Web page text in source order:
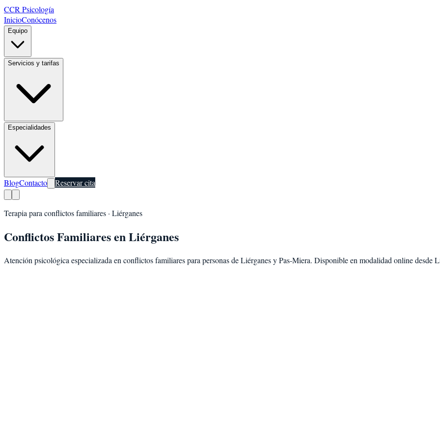
CCR Psicología
InicioConócenos
Equipo
Servicios y tarifas
Especialidades
BlogContacto Reservar cita
Terapia para conflictos familiares · Liérganes
Conflictos FamiliaresenLiérganes
Atención psicológica especializada en conflictos familiarespara personas deLiérganesyPas-Miera. Disponible en modalidad online desde